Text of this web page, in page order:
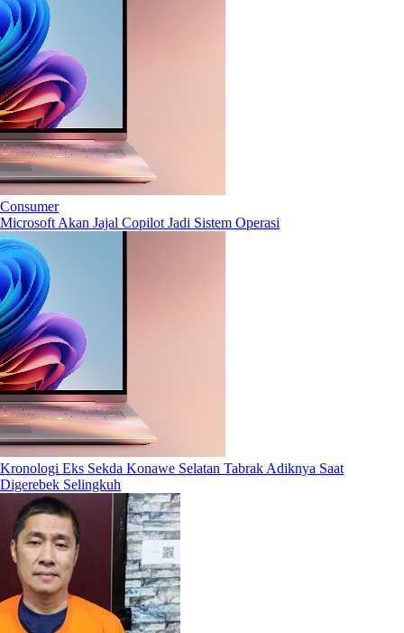
Consumer
Microsoft Akan Jajal Copilot Jadi Sistem Operasi
Kronologi Eks Sekda Konawe Selatan Tabrak Adiknya Saat
Digerebek Selingkuh